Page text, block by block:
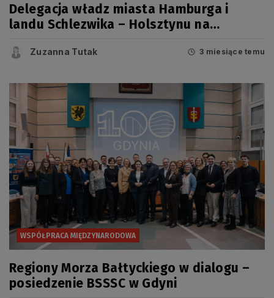
Delegacja władz miasta Hamburga i
landu Schlezwika – Holsztynu na
Zuzanna Tutak 3 miesiące temu
WSPÓŁPRACA MIĘDZYNARODOWA
Regiony Morza Bałtyckiego w dialogu –
posiedzenie BSSSC w Gdyni